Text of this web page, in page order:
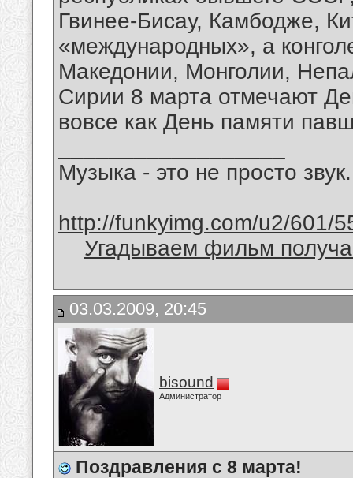
Гвинее-Бисау, Камбодже,
«международных», а
Македонии, Монголии,
Сирии 8 марта отмечают
вовсе как День памяти
Музыка - это не просто
http://funkyimg.com/u2/601/
Угадываем фильм
03.03.2009, 20:45
bisound
Администратор
Поздравления с 8 марта!